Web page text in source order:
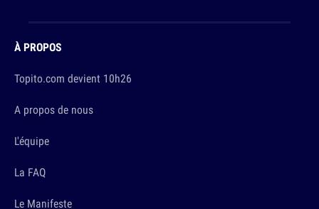
À PROPOS
Topito.com devient 10h26
A propos de nous
L'équipe
La FAQ
Le Manifeste